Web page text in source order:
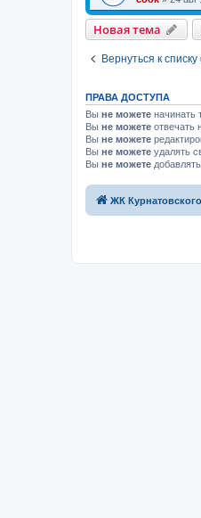
Новая тема
Вернуться к
ПРАВА ДОСТУПА
Вы не можете начинать
Вы не можете отвечать
Вы не можете
Вы не можете удалять
Вы не можете
ЖК Курнатовского